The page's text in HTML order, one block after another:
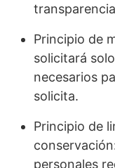
Principio de
solicitará
necesarios
solicita.
Principio de
personales